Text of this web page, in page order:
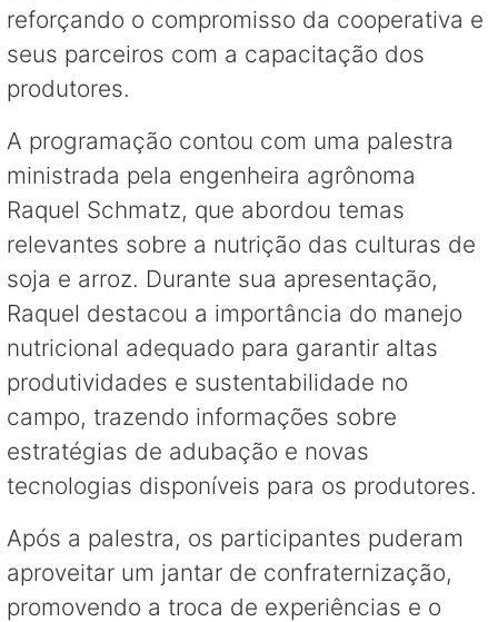
reforçando o compromisso da cooperativa e
seus parceiros com a capacitação dos
produtores.
A programação contou com uma palestra
ministrada pela engenheira agrônoma
Raquel Schmatz, que abordou temas
relevantes sobre a nutrição das culturas de
soja e arroz. Durante sua apresentação,
Raquel destacou a importância do manejo
nutricional adequado para garantir altas
produtividades e sustentabilidade no
campo, trazendo informações sobre
estratégias de adubação e novas
tecnologias disponíveis para os produtores.
Após a palestra, os participantes puderam
aproveitar um jantar de confraternização,
promovendo a troca de experiências e o